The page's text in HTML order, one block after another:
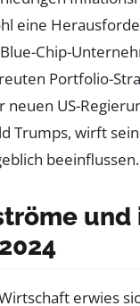
eine
Chip-
Portfolio-
US-
Trumps, wirft
beeinflussen.
erwies